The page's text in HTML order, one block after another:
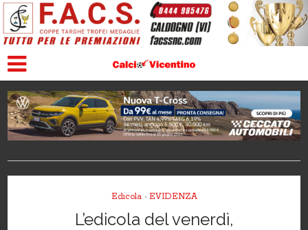
Edicola • EVIDENZA
L’edicola del venerdì,